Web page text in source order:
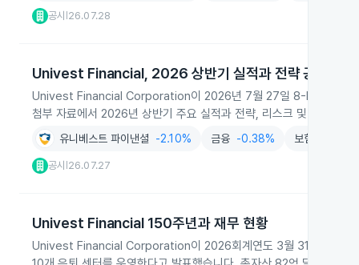
공시 26.07.28
Univest Financial, 2026 상반기 실적과 전략 공개
Univest Financial Corporation이 2026년 7월 27일 8-K 보고서로
첨부 자료에서 2026년 상반기 주요 실적과 전략, 리스크 및 투자자 유
유니베스트 파이낸셜 -2.10% 금융 -0.38% 보험
공시 26.07.27
Univest Financial 150주년과 재무 현황
Univest Financial Corporation이 2026회계연도 3월 31일 기준 설